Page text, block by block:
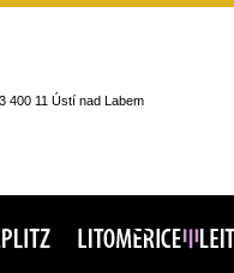
400 11 Ústí nad Labem